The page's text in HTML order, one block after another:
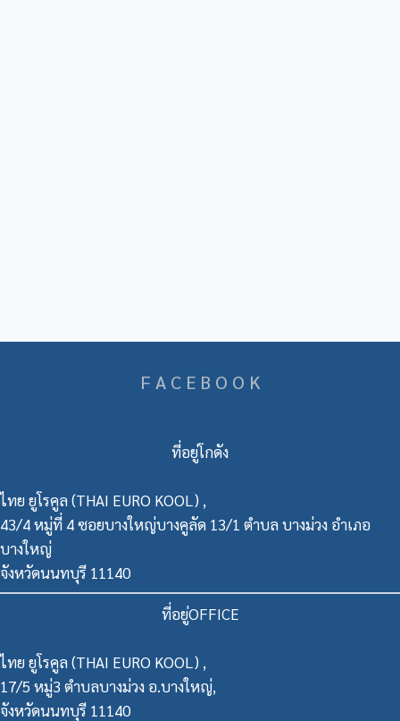
F A C E B O O K
ที่อยู่โกดัง
ไทย ยูโรคูล (THAI EURO KOOL) ,
43/4 หมู่ที่ 4 ซอยบางใหญ่บางคูลัด 13/1 ตำบล บางม่วง อำเภอ
บางใหญ่
จังหวัดนนทบุรี 11140
ที่อยู่OFFICE
ไทย ยูโรคูล (THAI EURO KOOL) ,
17/5 หมู่3 ตำบลบางม่วง อ.บางใหญ่,
จังหวัดนนทบุรี 11140